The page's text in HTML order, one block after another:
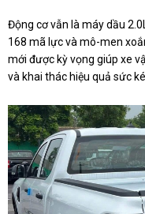
Động cơ vẫn là máy dầu
168 mã lực và mô-men
mới được kỳ vọng giúp xe
và khai thác hiệu quả sức